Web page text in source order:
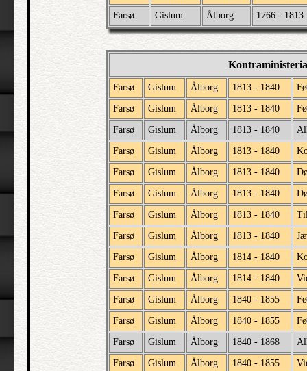
Farsø Gislum Ålborg 1766 - 1813
Farsø Gislum Ålborg 1813 - 1840
Farsø Gislum Ålborg 1813 - 1840
Farsø Gislum Ålborg 1813 - 1840
Farsø Gislum Ålborg 1813 - 1840
Farsø Gislum Ålborg 1813 - 1840
Farsø Gislum Ålborg 1813 - 1840
Farsø Gislum Ålborg 1813 - 1840
Farsø Gislum Ålborg 1813 - 1840
Farsø Gislum Ålborg 1814 - 1840
Farsø Gislum Ålborg 1814 - 1840
Farsø Gislum Ålborg 1840 - 1855
Farsø Gislum Ålborg 1840 - 1855
Farsø Gislum Ålborg 1840 - 1868
Farsø Gislum Ålborg 1840 - 1855